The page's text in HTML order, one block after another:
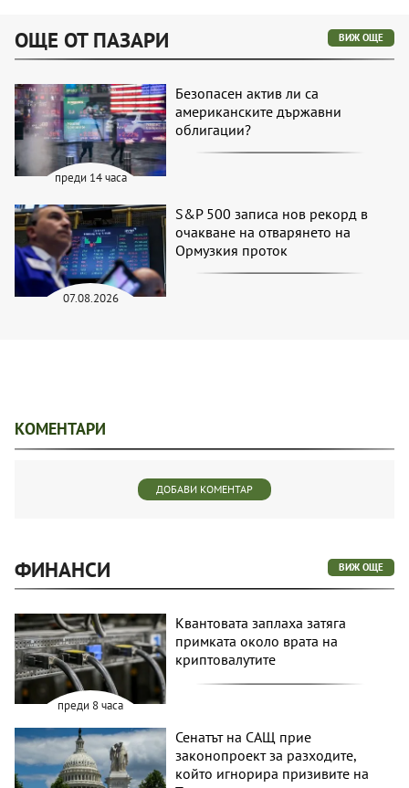
ОЩЕ ОТ ПАЗАРИ ВИЖ ОЩЕ
преди 14 часа
Безопасен актив ли са
американските държавни
облигации?
07.08.2026
S&P 500 записа нов рекорд в
очакване на отварянето на
Ормузкия проток
КОМЕНТАРИ
ДОБАВИ КОМЕНТАР
ФИНАНСИ ВИЖ ОЩЕ
преди 8 часа
Квантовата заплаха затяга
примката около врата на
криптовалутите
Сенатът на САЩ прие
законопроект за разходите,
който игнорира призивите на